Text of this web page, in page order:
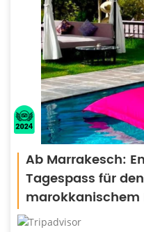
Ab Marrakesch:
Tagespass für
marokkanischem